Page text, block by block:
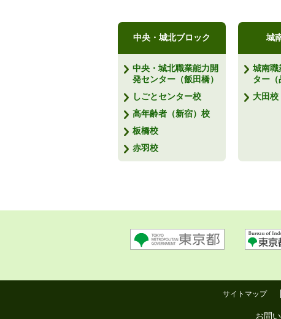
中央・城北ブロック
中央・城北職業能力開
発センター（飯田橋）
しごとセンター校
高年齢者（新宿）校
板橋校
赤羽校
城
城南職
ター（
大田校
サイトマップ
お問